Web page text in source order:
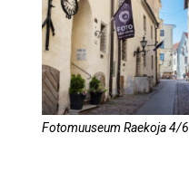
Fotomuuseum Raekoja 4/6